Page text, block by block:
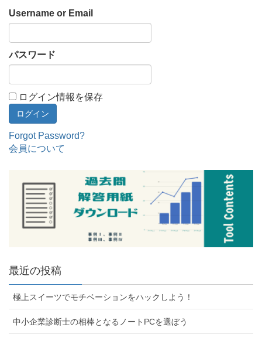
Username or Email
パスワード
ログイン情報を保存
Forgot Password?
会員について
最近の投稿
極上スイーツでモチベーションをハックしよう！
中小企業診断士の相棒となるノートPCを選ぼう